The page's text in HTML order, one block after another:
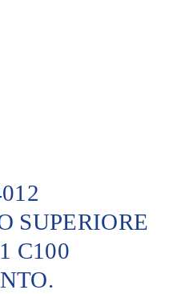
SUPERIORE
C100